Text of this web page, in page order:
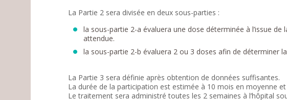
La Partie 2 sera divisée en deux sous-parties :
la sous-partie 2-a évaluera une dose déterminée à l’issue
attendue.
la sous-partie 2-b évaluera 2 ou 3 doses afin de déterminer
La Partie 3 sera définie après obtention de données suffisantes.
La durée de la participation est estimée à 10 mois en moyenne
Le traitement sera administré toutes les 2 semaines à l’hôpital